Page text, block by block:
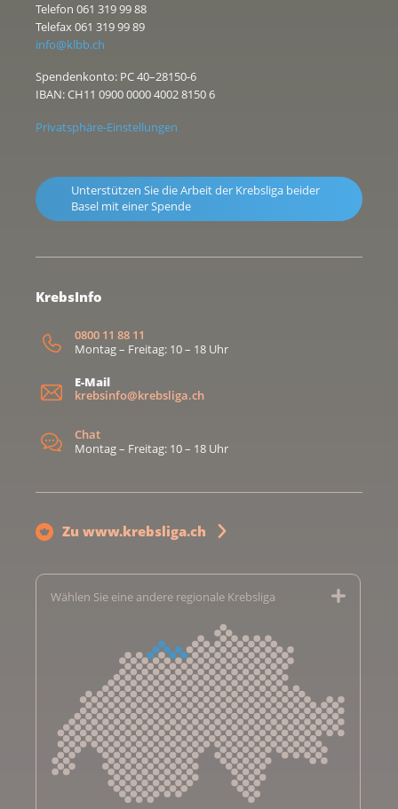
Telefon 061 319 99 88
Telefax 061 319 99 89
info@klbb.ch
Spendenkonto: PC 40–28150-6
IBAN: CH11 0900 0000 4002 8150 6
Privatsphäre-Einstellungen
Unterstützen Sie die Arbeit der Krebsliga beider
Basel mit einer Spende
KrebsInfo
0800 11 88 11
Montag – Freitag: 10 – 18 Uhr
E-Mail
krebsinfo@krebsliga.ch
Chat
Montag – Freitag: 10 – 18 Uhr
Zu www.krebsliga.ch
Wählen Sie eine andere regionale Krebsliga